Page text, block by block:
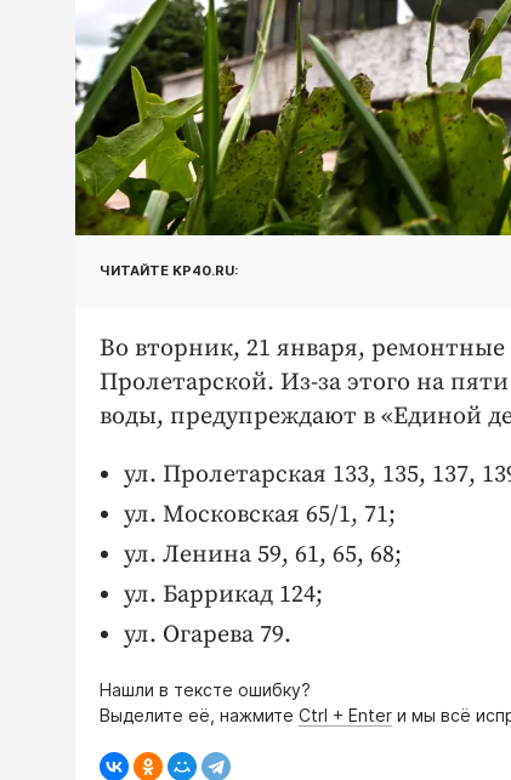
ЧИТАЙТЕ KP40.RU:
Во вторник, 21 января,
Пролетарской. Из-за этого на
воды, предупреждают в «Единой
ул. Пролетарская 133, 135, 137,
ул. Московская 65/1, 71;
ул. Ленина 59, 61, 65, 68;
ул. Баррикад 124;
ул. Огарева 79.
Нашли в тексте ошибку?
Выделите её, нажмите Ctrl + Enter и мы всё